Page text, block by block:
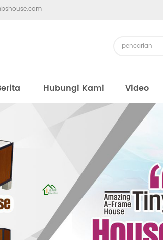
Hubungi Kami Video